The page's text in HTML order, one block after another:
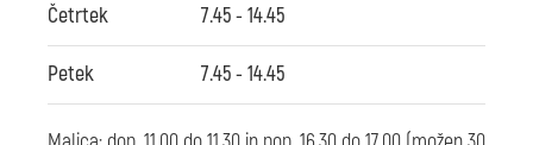
Četrtek 7.45 - 14.45
Petek 7.45 - 14.45